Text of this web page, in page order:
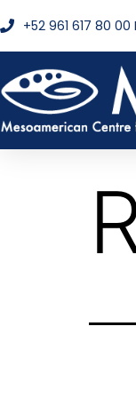
+52 961 617 80 00